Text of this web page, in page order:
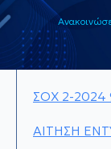
ΣΟΧ 2-
ΑΙΤΗΣΗ